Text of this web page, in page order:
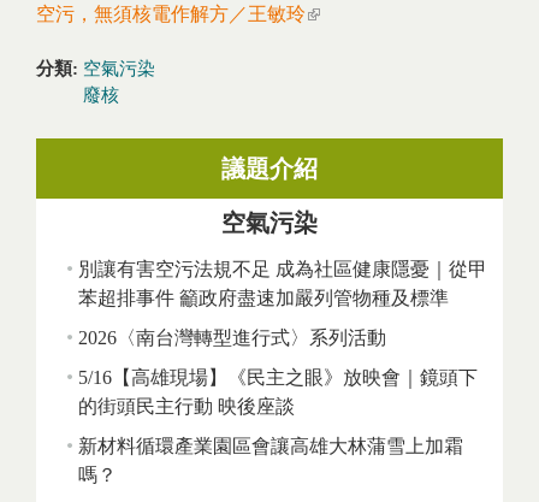
空污，無須核電作解方／王敏玲(link is external)
分類: 空氣污染
廢核
議題介紹
空氣污染
別讓有害空污法規不足 成為社區健康隱憂｜從甲
苯超排事件 籲政府盡速加嚴列管物種及標準
2026〈南台灣轉型進行式〉系列活動
5/16【高雄現場】《民主之眼》放映會｜鏡頭下
的街頭民主行動 映後座談
新材料循環產業園區會讓高雄大林蒲雪上加霜
嗎？